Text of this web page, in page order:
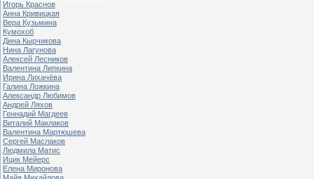
Игорь Краснов
Анна Кривицкая
Вера Кузьмина
Кумохоб
Дина Кырчикова
Нина Лагунова
Алексей Лесников
Валентина Липкина
Ирина Лихачёва
Галина Ложкина
Александр Любимов
Андрей Ляхов
Геннадий Магдеев
Виталий Маклаков
Валентина Мартюшева
Сергей Маслаков
Людмила Матис
Ицик Мейерс
Елена Миронова